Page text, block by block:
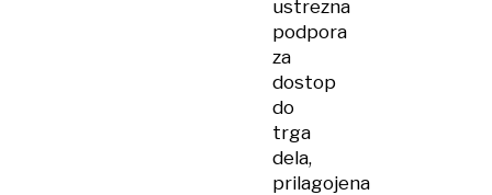
ustrezna
podpora
za
dostop
do
trga
dela,
prilagojena